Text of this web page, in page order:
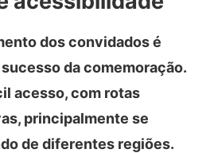
dos convidados é
da comemoração.
acesso, com rotas
principalmente se
de diferentes regiões.